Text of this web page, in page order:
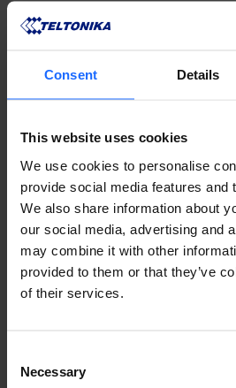
Consent Details
This website uses cookies
We use cookies to personalise
provide social media features and
We also share information about
our social media, advertising and
may combine it with other
provided to them or that they’ve
of their services.
Selection
Necessary
opciones de montaje en carril
rack, los routers industriales
necesiten, sin comprometer la
distancia, una copia de
con cobertura marginal o un
multi-WAN para una
router industrial
flexibilidad que un dispositivo
NO ES SOLO